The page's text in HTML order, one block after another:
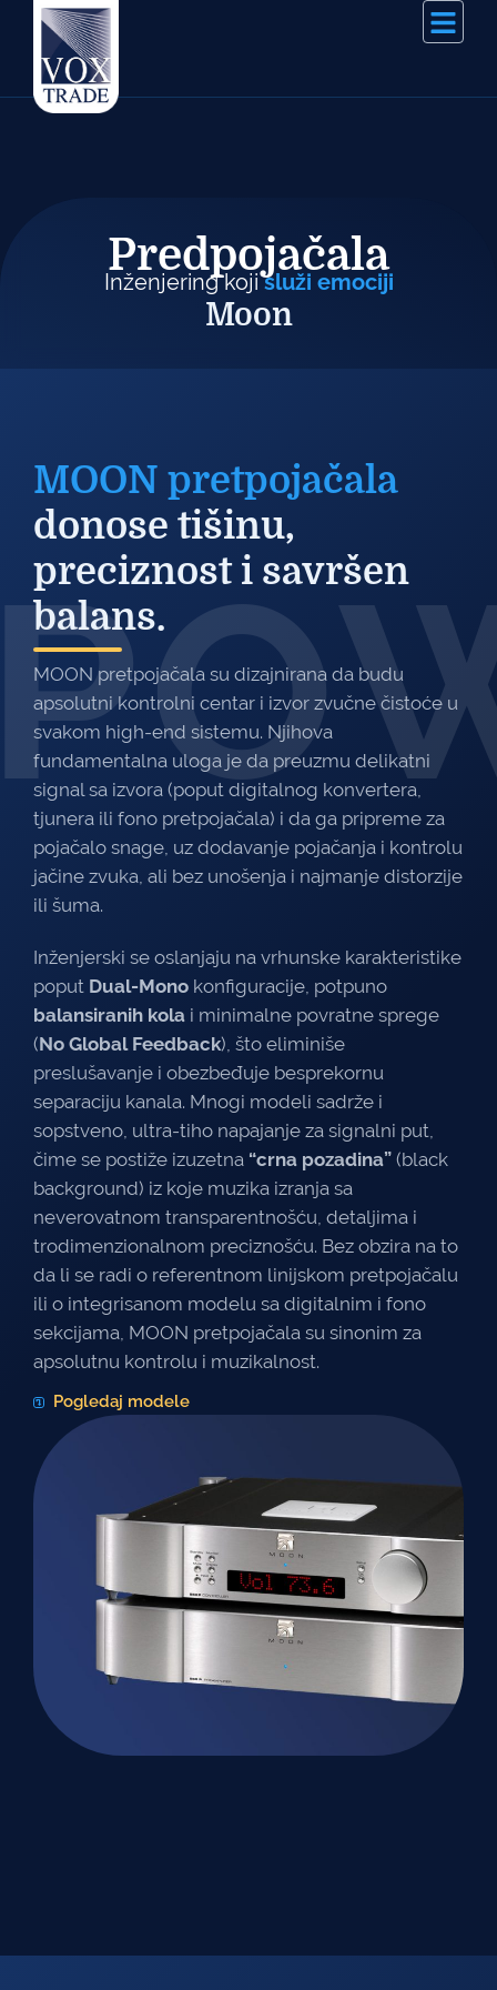
Predpojačala
Inženjering kojisluži emociji
Moon
MOON pretpojačala
donose tišinu,
preciznost i savršen
balans.
MOON pretpojačala su dizajnirana da budu
apsolutni kontrolni centar i izvor zvučne čistoće u
svakom high-end sistemu. Njihova
fundamentalna uloga je da preuzmu delikatni
signal sa izvora (poput digitalnog konvertera,
tjunera ili fono pretpojačala) i da ga pripreme za
pojačalo snage, uz dodavanje pojačanja i kontrolu
jačine zvuka, ali bez unošenja i najmanje distorzije
ili šuma.
Inženjerski se oslanjaju na vrhunske karakteristike
poput Dual-Mono konfiguracije, potpuno
balansiranih kola i minimalne povratne sprege
(No Global Feedback), što eliminiše
preslušavanje i obezbeđuje besprekornu
separaciju kanala. Mnogi modeli sadrže i
sopstveno, ultra-tiho napajanje za signalni put,
čime se postiže izuzetna “crna pozadina” (black
background) iz koje muzika izranja sa
neverovatnom transparentnošću, detaljima i
trodimenzionalnom preciznošću. Bez obzira na to
da li se radi o referentnom linijskom pretpojačalu
ili o integrisanom modelu sa digitalnim i fono
sekcijama, MOON pretpojačala su sinonim za
apsolutnu kontrolu i muzikalnost.
Pogledaj modele